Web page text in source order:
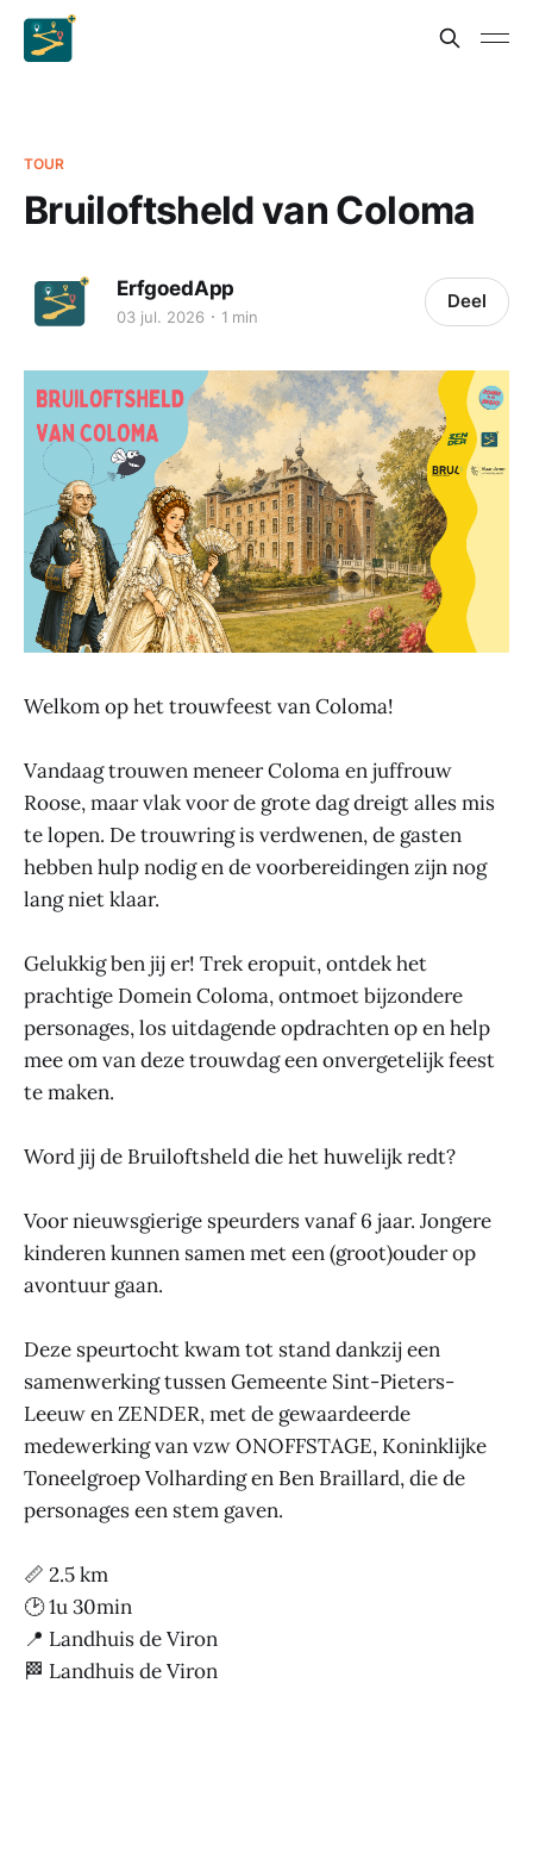
TOUR
Bruiloftsheld van Coloma
ErfgoedApp
03 jul. 2026 1 min
Deel
Welkom op het trouwfeest van Coloma!
Vandaag trouwen meneer Coloma en juffrouw
Roose, maar vlak voor de grote dag dreigt alles mis
te lopen. De trouwring is verdwenen, de gasten
hebben hulp nodig en de voorbereidingen zijn nog
lang niet klaar.
Gelukkig ben jij er! Trek eropuit, ontdek het
prachtige Domein Coloma, ontmoet bijzondere
personages, los uitdagende opdrachten op en help
mee om van deze trouwdag een onvergetelijk feest
te maken.
Word jij de Bruiloftsheld die het huwelijk redt?
Voor nieuwsgierige speurders vanaf 6 jaar. Jongere
kinderen kunnen samen met een (groot)ouder op
avontuur gaan.
Deze speurtocht kwam tot stand dankzij een
samenwerking tussen Gemeente Sint-Pieters-
Leeuw en ZENDER, met de gewaardeerde
medewerking van vzw ONOFFSTAGE, Koninklijke
Toneelgroep Volharding en Ben Braillard, die de
personages een stem gaven.
📏 2.5 km
🕑 1u 30min
📍 Landhuis de Viron
🏁 Landhuis de Viron